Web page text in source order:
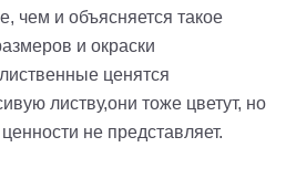
чем и объясняется такое
и окраски
ценятся
листву,они тоже цветут, но
не представляет.